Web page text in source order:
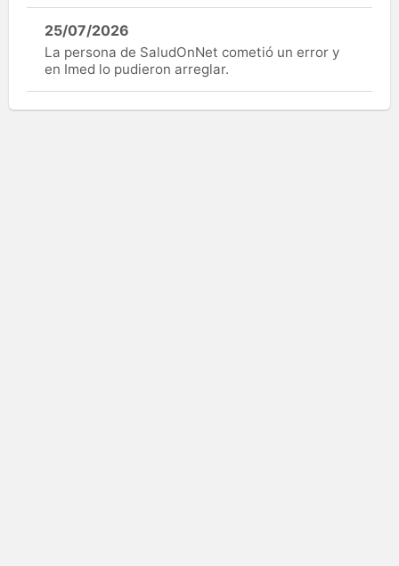
25/07/2026
La persona de SaludOnNet cometió un error y
en Imed lo pudieron arreglar.